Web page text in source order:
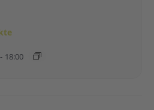
- 18:00